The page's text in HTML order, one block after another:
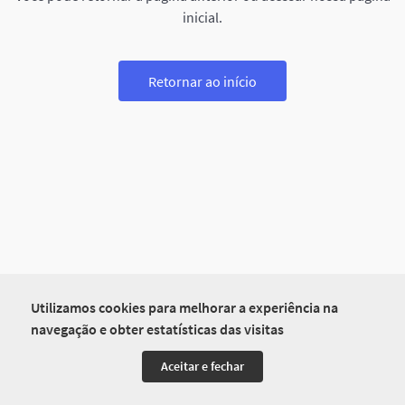
Utilizamos cookies para melhorar a experiência na
navegação e obter estatísticas das visitas
Aceitar e fechar
inicial.
Retornar ao início